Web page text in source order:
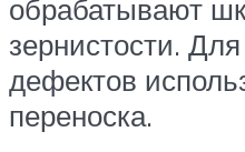
обрабатывают
зернистости.
дефектов
переноска.